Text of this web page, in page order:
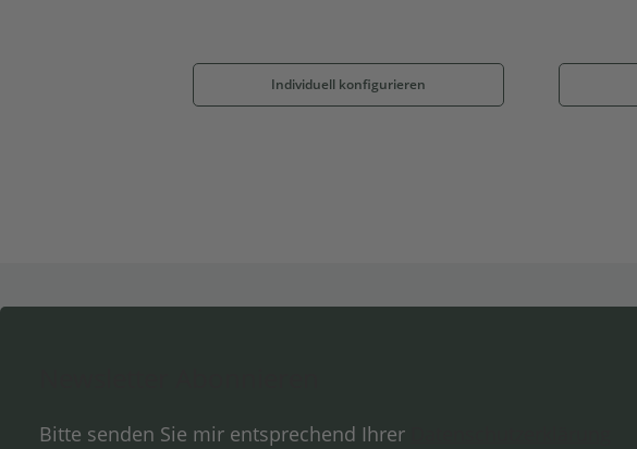
Individuell konfigurieren
Bitte senden Sie mir entsprechend Ihrer